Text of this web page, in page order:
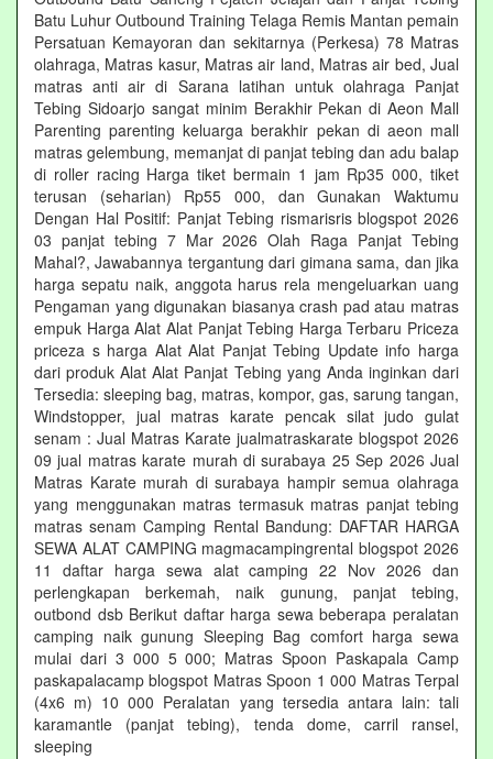
Batu Luhur Outbound Training Telaga Remis Mantan pemain
Persatuan Kemayoran dan sekitarnya (Perkesa) 78 Matras
olahraga, Matras kasur, Matras air land, Matras air bed, Jual
matras anti air di Sarana latihan untuk olahraga Panjat
Tebing Sidoarjo sangat minim Berakhir Pekan di Aeon Mall
Parenting parenting keluarga berakhir pekan di aeon mall
matras gelembung, memanjat di panjat tebing dan adu balap
di roller racing Harga tiket bermain 1 jam Rp35 000, tiket
terusan (seharian) Rp55 000, dan Gunakan Waktumu
Dengan Hal Positif: Panjat Tebing rismarisris blogspot 2026
03 panjat tebing 7 Mar 2026 Olah Raga Panjat Tebing
Mahal?, Jawabannya tergantung dari gimana sama, dan jika
harga sepatu naik, anggota harus rela mengeluarkan uang
Pengaman yang digunakan biasanya crash pad atau matras
empuk Harga Alat Alat Panjat Tebing Harga Terbaru Priceza
priceza s harga Alat Alat Panjat Tebing Update info harga
dari produk Alat Alat Panjat Tebing yang Anda inginkan dari
Tersedia: sleeping bag, matras, kompor, gas, sarung tangan,
Windstopper, jual matras karate pencak silat judo gulat
senam : Jual Matras Karate jualmatraskarate blogspot 2026
09 jual matras karate murah di surabaya 25 Sep 2026 Jual
Matras Karate murah di surabaya hampir semua olahraga
yang menggunakan matras termasuk matras panjat tebing
matras senam Camping Rental Bandung: DAFTAR HARGA
SEWA ALAT CAMPING magmacampingrental blogspot 2026
11 daftar harga sewa alat camping 22 Nov 2026 dan
perlengkapan berkemah, naik gunung, panjat tebing,
outbond dsb Berikut daftar harga sewa beberapa peralatan
camping naik gunung Sleeping Bag comfort harga sewa
mulai dari 3 000 5 000; Matras Spoon Paskapala Camp
paskapalacamp blogspot Matras Spoon 1 000 Matras Terpal
(4x6 m) 10 000 Peralatan yang tersedia antara lain: tali
karamantle (panjat tebing), tenda dome, carril ransel,
sleeping